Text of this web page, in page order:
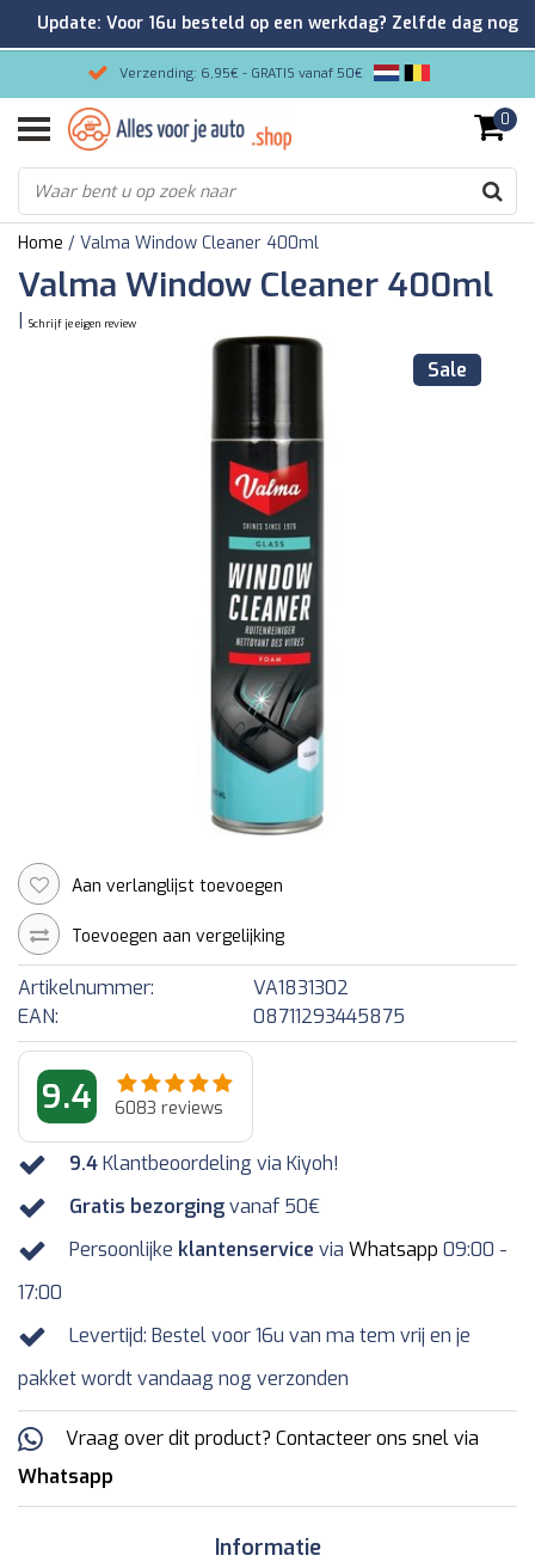
Verzending: 6,95€ - GRATIS vanaf 50€
Gemakkelijk bestellen/Veilig betalen
9.2/10 Klantenrating via Kiyoh!
0
Home / Valma Window Cleaner 400ml
Valma Window Cleaner 400ml
Schrijf je eigen review
Sale
Aan verlanglijst toevoegen
Toevoegen aan vergelijking
Artikelnummer:
VA1831302
EAN:
08711293445875
9.4 6083 reviews
9.4Klantbeoordeling via Kiyoh!
Gratis bezorgingvanaf 50€
Persoonlijke klantenservice via Whatsapp 09:00 -
17:00
Levertijd: Bestel voor 16u van ma tem vrij en je
pakket wordt vandaag nog verzonden
Vraag over dit product? Contacteer ons snel via
Whatsapp
Informatie
Update: Voor 16u besteld op een werkdag? Zelfde dag nog
verzonden!